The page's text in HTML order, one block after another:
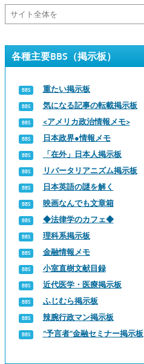
各種主要BBS（掲示板）
重たい掲示板
気になる記事の転載掲示板
<アメリカ政治情報メモ>
日本政界●情報メモ
「在外」日本人掲示板
リバータリアニズム掲示板
日本英語の謎を解く
映画なんでも文章箱
◆法律学のカフェ◆
理科系掲示板
金融情報メモ
小室直樹文献目録
近代医学・医療掲示板
ふじむら掲示板
辣腕行政マン掲示板
“予言者”金融セミナー掲示板